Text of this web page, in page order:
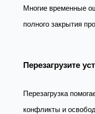
Многие временные
полного закрытия
Перезагрузите
Перезагрузка
конфликты и